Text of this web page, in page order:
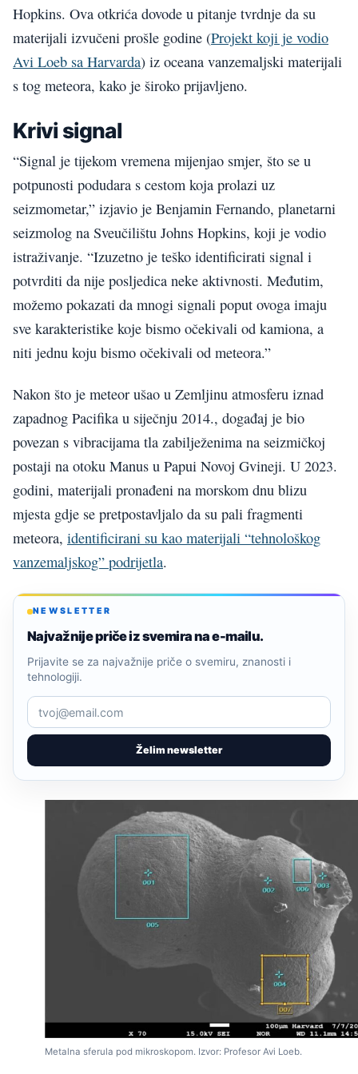
Hopkins. Ova otkrića dovode u pitanje tvrdnje da su
materijali izvučeni prošle godine (Projekt koji je vodio
Avi Loeb sa Harvarda) iz oceana vanzemaljski materijali
s tog meteora, kako je široko prijavljeno.
Krivi signal
“Signal je tijekom vremena mijenjao smjer, što se u
potpunosti podudara s cestom koja prolazi uz
seizmometar,” izjavio je Benjamin Fernando, planetarni
seizmolog na Sveučilištu Johns Hopkins, koji je vodio
istraživanje. “Izuzetno je teško identificirati signal i
potvrditi da nije posljedica neke aktivnosti. Međutim,
možemo pokazati da mnogi signali poput ovoga imaju
sve karakteristike koje bismo očekivali od kamiona, a
niti jednu koju bismo očekivali od meteora.”
Nakon što je meteor ušao u Zemljinu atmosferu iznad
zapadnog Pacifika u siječnju 2014., događaj je bio
povezan s vibracijama tla zabilježenima na seizmičkoj
postaji na otoku Manus u Papui Novoj Gvineji. U 2023.
godini, materijali pronađeni na morskom dnu blizu
mjesta gdje se pretpostavljalo da su pali fragmenti
meteora, identificirani su kao materijali “tehnološkog
vanzemaljskog” podrijetla.
NEWSLETTER
Najvažnije priče iz svemira na e-mailu.
Želim newsletter
Prijavite se za najvažnije priče o svemiru, znanosti i
tehnologiji.
Metalna sferula pod mikroskopom. Izvor: Profesor Avi Loeb.